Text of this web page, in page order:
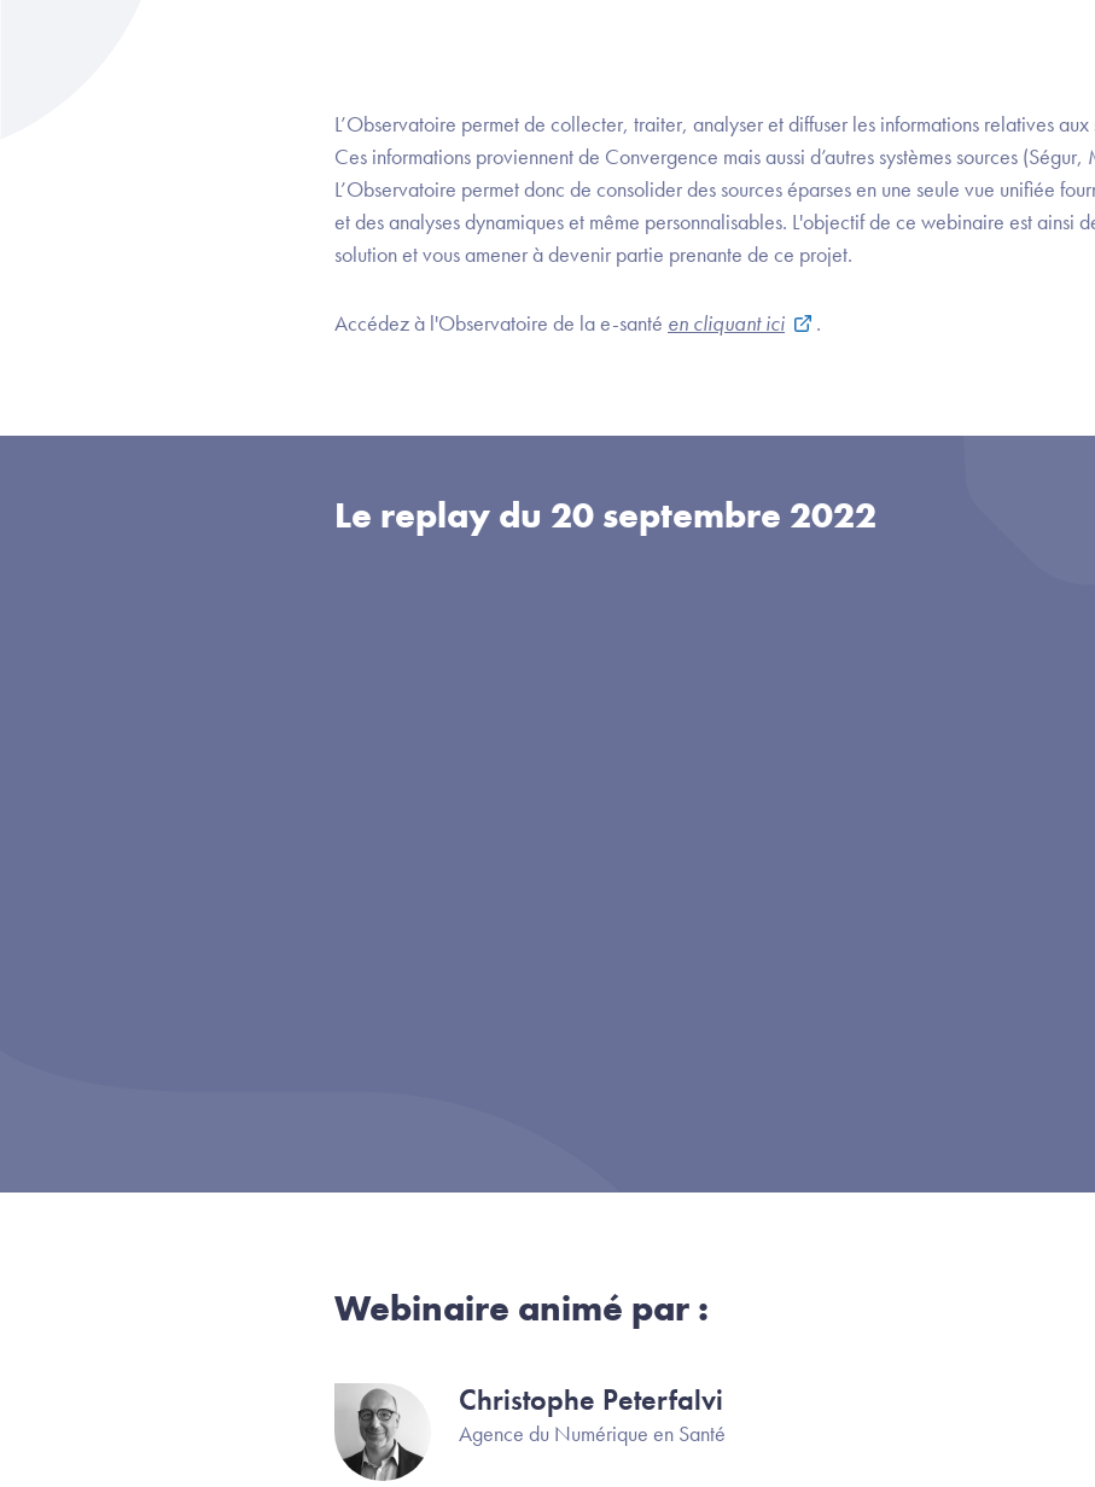
L’Observatoire permet de collecter, traiter, analyser et diffuser les informations relatives
Ces informations proviennent de Convergence mais aussi d’autres systèmes sources
L’Observatoire permet donc de consolider des sources éparses en une seule vue unifiée
et des analyses dynamiques et même personnalisables. L'objectif de ce webinaire est ainsi
solution et vous amener à devenir partie prenante de ce projet.
Accédez à l'Observatoire de la e-santé en cliquant ici .
Le replay du 20 septembre 2022
Webinaire animé par :
Image Christophe Peterfalvi
Agence du Numérique en Santé